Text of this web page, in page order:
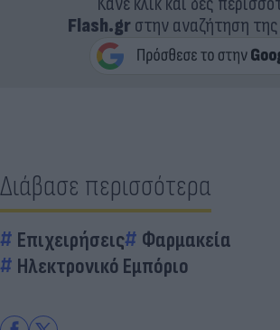
Flash.grστην αναζήτηση της
Διάβασε περισσότερα
Επιχειρήσεις
Φαρμακεία
Ηλεκτρονικό Εμπόριο